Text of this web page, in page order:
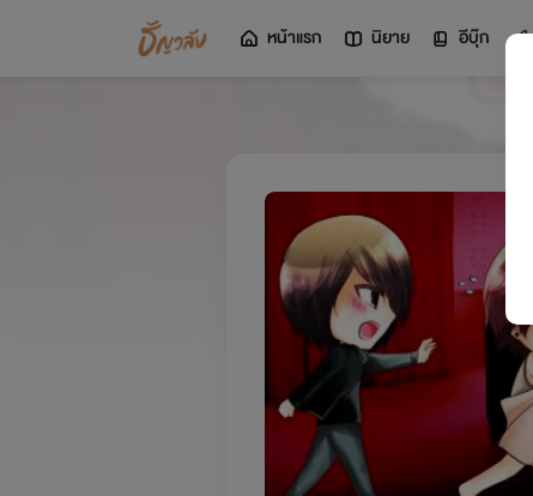
หน้าแรก นิยาย อีบุ๊ก